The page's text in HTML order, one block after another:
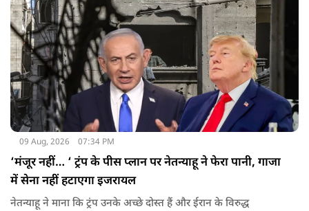
में हैं.
09 Aug, 2026 07:34 PM
‘मंजूर नहीं… ‘ ट्रंप के पीस प्लान पर नेतन्याहू ने फेरा पानी, गाजा
में सेना नहीं हटाएगा इजरायल
नेतन्याहू ने माना कि ट्रंप उनके अच्छे दोस्त हैं और ईरान के विरुद्ध